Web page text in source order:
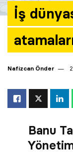
İş
Nafizcan Önder
Banu